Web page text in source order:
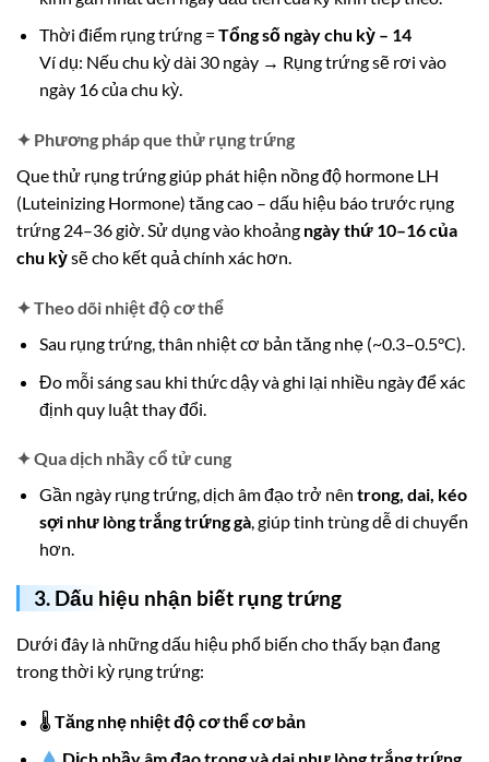
Thời điểm rụng trứng = Tổng số ngày chu kỳ – 14
Ví dụ: Nếu chu kỳ dài 30 ngày → Rụng trứng sẽ rơi vào
ngày 16 của chu kỳ.
✦ Phương pháp que thử rụng trứng
Que thử rụng trứng giúp phát hiện nồng độ hormone LH
(Luteinizing Hormone) tăng cao – dấu hiệu báo trước rụng
trứng 24–36 giờ. Sử dụng vào khoảng ngày thứ 10–16 của
chu kỳsẽ cho kết quả chính xác hơn.
✦Theo dõi nhiệt độ cơ thể
Sau rụng trứng, thân nhiệt cơ bản tăng nhẹ (~0.3–0.5°C).
Đo mỗi sáng sau khi thức dậy và ghi lại nhiều ngày để xác
định quy luật thay đổi.
✦Qua dịch nhầy cổ tử cung
Gần ngày rụng trứng, dịch âm đạo trở nên trong, dai, kéo
sợi như lòng trắng trứng gà, giúp tinh trùng dễ di chuyển
hơn.
3. Dấu hiệu nhận biết rụng trứng
Dưới đây là những dấu hiệu phổ biến cho thấy bạn đang
trong thời kỳ rụng trứng:
🌡 Tăng nhẹ nhiệt độ cơ thể cơ bản